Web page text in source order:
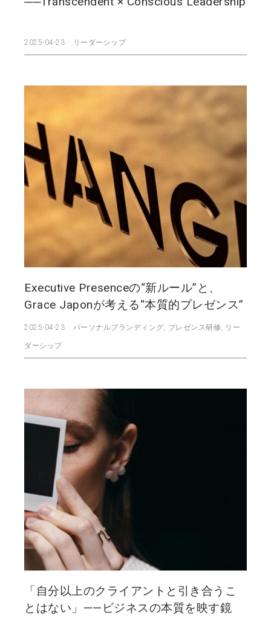
2025-04-23 リーダーシップ
Executive Presenceの“新ルール”と、
Grace Japonが考える“本質的プレゼンス”
2025-04-23 パーソナルブランディング, プレゼンス研修, リー
ダーシップ
「自分以上のクライアントと引き合うこ
とはない」——ビジネスの本質を映す鏡